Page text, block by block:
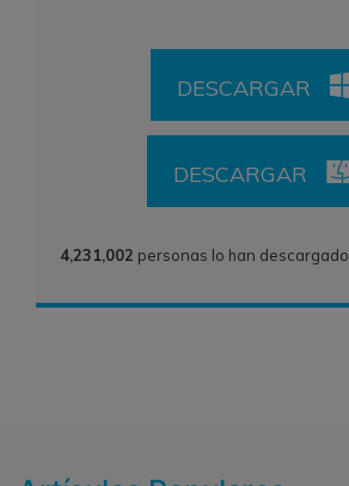
DESCARGAR
DESCARGAR
4,231,002 personas lo han descargado